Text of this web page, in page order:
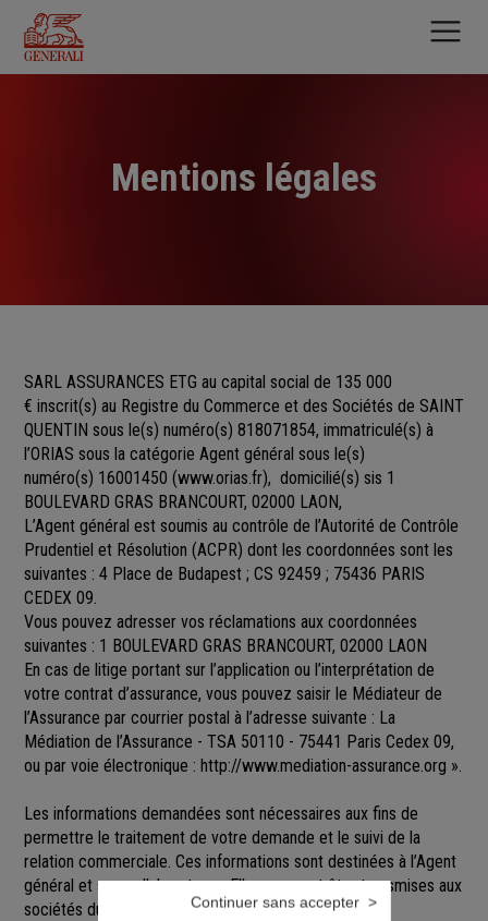
contenu
principal
Mentions légales
SARL ASSURANCES ETG au capital social de 135 000
€ inscrit(s) au Registre du Commerce et des Sociétés de SAINT
QUENTIN sous le(s) numéro(s) 818071854, immatriculé(s) à
l’ORIAS sous la catégorie Agent général sous le(s)
numéro(s) 16001450 (www.orias.fr), domicilié(s) sis 1
BOULEVARD GRAS BRANCOURT, 02000 LAON,
L’Agent général est soumis au contrôle de l’Autorité de Contrôle
Prudentiel et Résolution (ACPR) dont les coordonnées sont les
suivantes : 4 Place de Budapest ; CS 92459 ; 75436 PARIS
CEDEX 09.
Vous pouvez adresser vos réclamations aux coordonnées
suivantes : 1 BOULEVARD GRAS BRANCOURT, 02000 LAON
En cas de litige portant sur l’application ou l’interprétation de
votre contrat d’assurance, vous pouvez saisir le Médiateur de
l’Assurance par courrier postal à l’adresse suivante : La
Médiation de l’Assurance - TSA 50110 - 75441 Paris Cedex 09,
ou par voie électronique : http://www.mediation-assurance.org ».
Les informations demandées sont nécessaires aux fins de
permettre le traitement de votre demande et le suivi de la
relation commerciale. Ces informations sont destinées à l’Agent
général et ses collaborateurs. Elles pourront être transmises aux
sociétés du groupe GENERALI.Continuer sans accepter